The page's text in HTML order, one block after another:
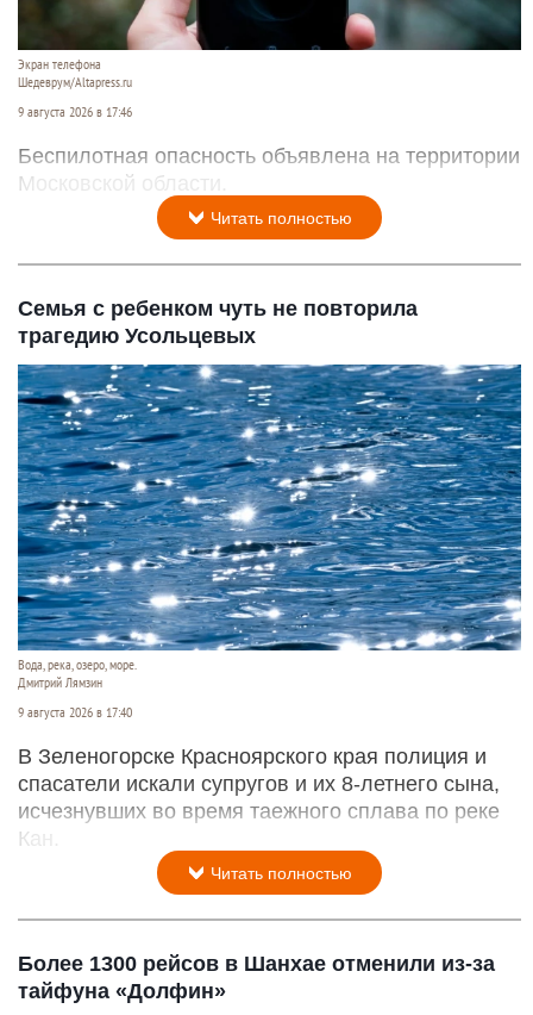
Экран телефона
Шедеврум/Altapress.ru
9 августа 2026 в 17:46
Беспилотная опасность объявлена на территории
Московской области.
Читать полностью
Семья с ребенком чуть не повторила
трагедию Усольцевых
Вода, река, озеро, море.
Дмитрий Лямзин
9 августа 2026 в 17:40
В Зеленогорске Красноярского края полиция и
спасатели искали супругов и их 8-летнего сына,
исчезнувших во время таежного сплава по реке
Кан.
Читать полностью
Более 1300 рейсов в Шанхае отменили из-за
тайфуна «Долфин»